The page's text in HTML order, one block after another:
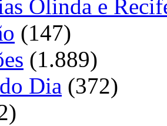
Olinda e
(147)
(1.889)
Dia (372)